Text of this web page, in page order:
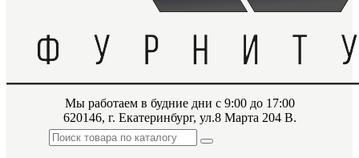
Мы работаем в будние дни с 9:00 до 17:00
620146, г. Екатеринбург, ул.8 Марта 204 В.